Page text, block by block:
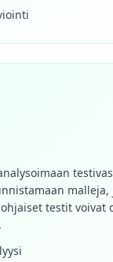
testit voivat